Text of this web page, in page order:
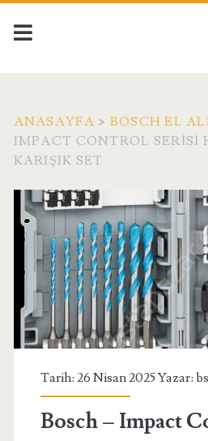
ANASAYFA > BOSCH EL
IMPACT CONTROL SERISI
KARIŞIK SET
Tarih: 26 Nisan 2025 Yazar:
Bosch – Impact